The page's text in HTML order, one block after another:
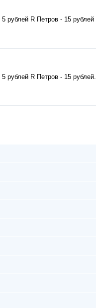
5 рублей R Петров - 15 рублей
5 рублей R Петров - 15 рублей.